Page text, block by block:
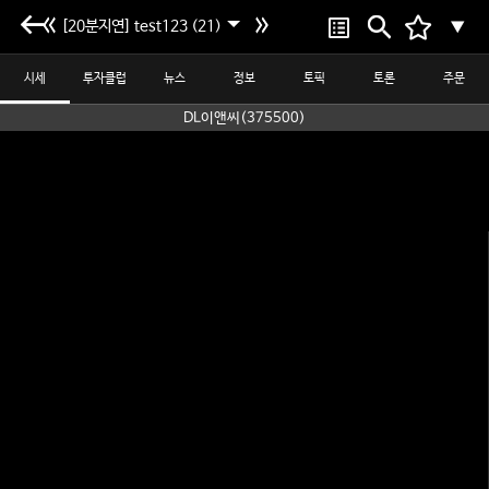
[20분지연] test123 (21) ▼
시세 투자클럽 뉴스 정보 토픽 토론 주문
DL이앤씨(375500)